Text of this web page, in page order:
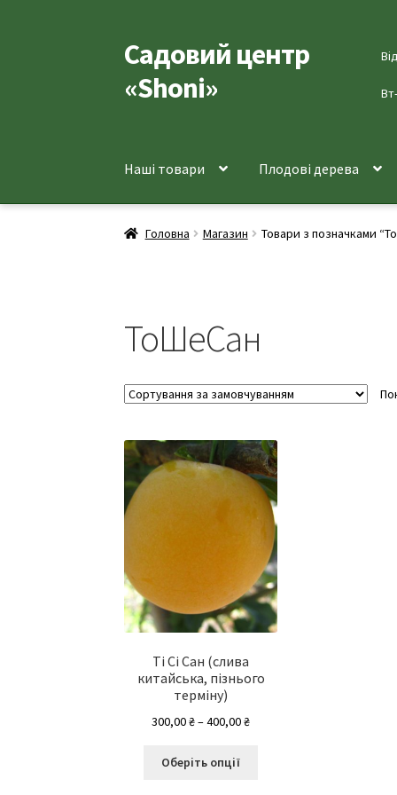
Перейти
до
навігації
Перейти
до
вмісту
Садовий центр
«Shoni»
Наші товари Плодові дерева
Головна Магазин Товари з позначками
ТоШеСан
Ті Сі Сан (слива
китайська, пізнього
терміну)
300,00₴–400,00₴Діапазон
Оберіть опції